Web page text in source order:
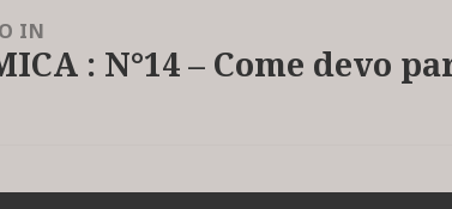
IN
: N°14 – Come devo